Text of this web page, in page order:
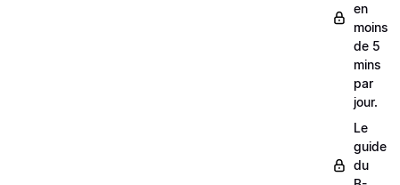
en
moins
de 5
mins
par
jour.
Le
guide
du